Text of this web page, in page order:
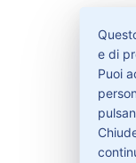
e di
Puoi